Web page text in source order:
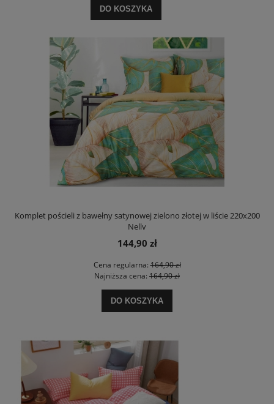
DO KOSZYKA
Komplet pościeli z bawełny satynowej zielono złotej w liście 220x200
Nelly
144,90 zł
Cena regularna:164,90 zł
Najniższa cena: 164,90 zł
DO KOSZYKA